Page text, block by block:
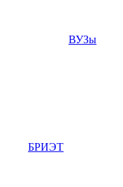
ВУЗы
БРИЭТ